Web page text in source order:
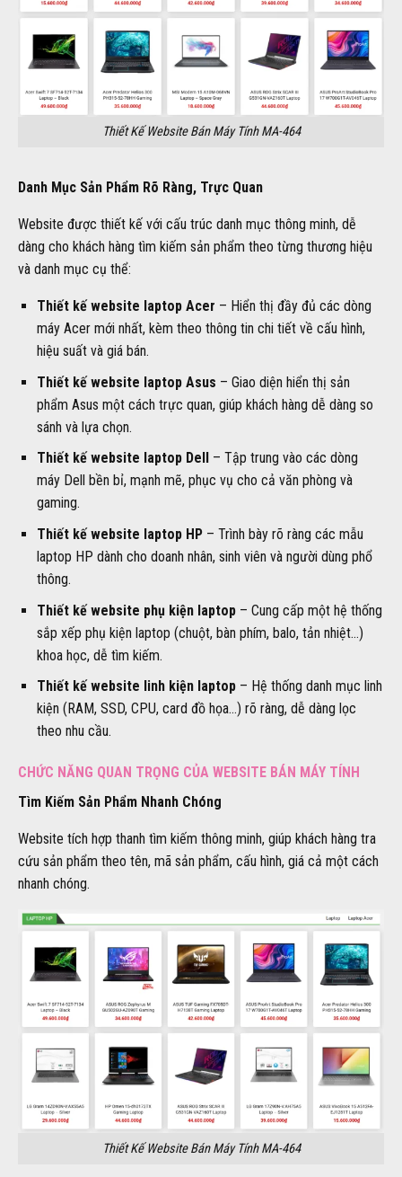
Thiết Kế Website Bán Máy Tính MA-464
Danh Mục Sản Phẩm Rõ Ràng, Trực Quan
Website được thiết kế với cấu trúc danh mục thông minh, dễ
dàng cho khách hàng tìm kiếm sản phẩm theo từng thương hiệu
và danh mục cụ thể:
Thiết kế website laptop Acer – Hiển thị đầy đủ các dòng
máy Acer mới nhất, kèm theo thông tin chi tiết về cấu hình,
hiệu suất và giá bán.
Thiết kế website laptop Asus – Giao diện hiển thị sản
phẩm Asus một cách trực quan, giúp khách hàng dễ dàng so
sánh và lựa chọn.
Thiết kế website laptop Dell
– Tập trung vào các dòng
máy Dell bền bỉ, mạnh mẽ, phục vụ cho cả văn phòng và
gaming.
Thiết kế website laptop HP– Trình bày rõ ràng các mẫu
laptop HP dành cho doanh nhân, sinh viên và người dùng phổ
thông.
Thiết kế website phụ kiện laptop– Cung cấp một hệ thống
sắp xếp phụ kiện laptop (chuột, bàn phím, balo, tản nhiệt…)
khoa học, dễ tìm kiếm.
Thiết kế website linh kiện laptop– Hệ thống danh mục linh
kiện (RAM, SSD, CPU, card đồ họa…) rõ ràng, dễ dàng lọc
theo nhu cầu.
CHỨC NĂNG QUAN TRỌNG CỦA WEBSITE BÁN MÁY TÍNH
Tìm Kiếm Sản Phẩm Nhanh Chóng
Website tích hợp thanh tìm kiếm thông minh, giúp khách hàng tra
cứu sản phẩm theo tên, mã sản phẩm, cấu hình, giá cả một cách
nhanh chóng.
Thiết Kế Website Bán Máy Tính MA-464